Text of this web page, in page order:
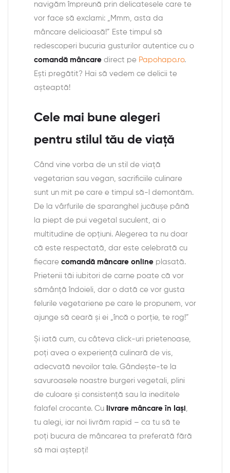
navigăm împreună prin delicatesele care te
vor face să exclami: „Mmm, asta da
mâncare delicioasă!” Este timpul să
redescoperi bucuria gusturilor autentice cu o
comandă mâncare direct pe Papohapo.ro.
Ești pregătit? Hai să vedem ce delicii te
așteaptă!
Cele mai bune alegeri
pentru stilul tău de viață
Când vine vorba de un stil de viață
vegetarian sau vegan, sacrificiile culinare
sunt un mit pe care e timpul să-l demontăm.
De la vârfurile de sparanghel jucăușe până
la piept de pui vegetal suculent, ai o
multitudine de opțiuni. Alegerea ta nu doar
că este respectată, dar este celebrată cu
fiecare comandă mâncare online plasată.
Prietenii tăi iubitori de carne poate că vor
sămânță îndoieli, dar o dată ce vor gusta
felurile vegetariene pe care le propunem, vor
ajunge să ceară și ei „încă o porție, te rog!”
Și iată cum, cu câteva click-uri prietenoase,
poți avea o experiență culinară de vis,
adecvată nevoilor tale. Gândește-te la
savuroasele noastre burgeri vegetali, plini
de culoare și consistență sau la ineditele
falafel crocante. Cu
livrare mâncare în Iași ,
tu alegi, iar noi livrăm rapid – ca tu să te
poți bucura de mâncarea ta preferată fără
să mai aștepți!